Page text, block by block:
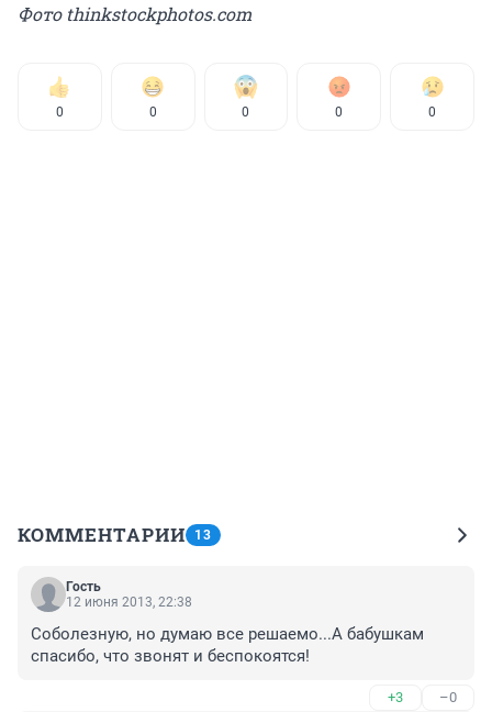
Фото thinkstockphotos.com
0 0 0 0 0
КОММЕНТАРИИ 13
Гость
12 июня 2013, 22:38
Соболезную, но думаю все решаемо...А бабушкам
спасибо, что звонят и беспокоятся!
+3 –0